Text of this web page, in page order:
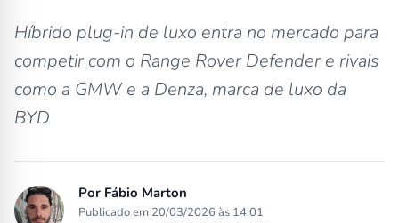
Híbrido plug-in de luxo entra no mercado para
competir com o Range Rover Defender e rivais
como a GMW e a Denza, marca de luxo da
BYD
Por Fábio Marton
Publicado em 20/03/2026 às 14:01